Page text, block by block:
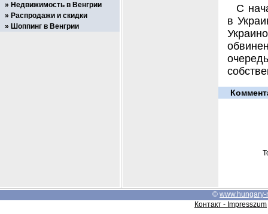
С
в
Недвижимость в Венгрии
Распродажи и скидки
Шоппинг в Венгрии
© www.hungary-
Контакт - Impresszum